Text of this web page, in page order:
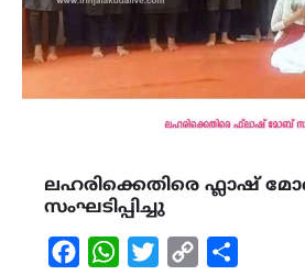
ലഹരിക്കെതിരെ ഫ്ലാഷ്
സംഘടിപ്പിച്ചു
FacebookWhatsAppTwitterCopy